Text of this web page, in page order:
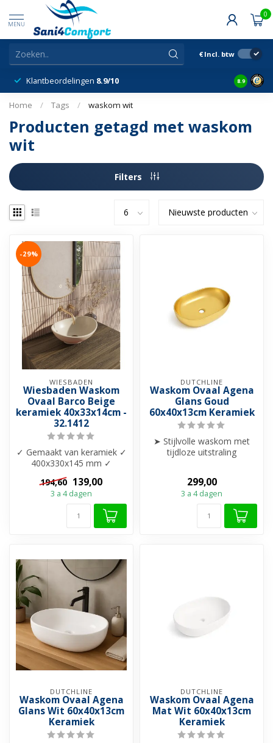
MENU
0
€ Incl. btw
Klantbeordelingen 8.9/10 8.9
Home / Tags / waskom wit
Producten getagd met waskom
wit
Filters
-29%
WIESBADEN
Wiesbaden Waskom
Ovaal Barco Beige
keramiek 40x33x14cm -
32.1412
✓ Gemaakt van keramiek ✓
400x330x145 mm ✓
Zonder overloop
194,60 139,00
3 a 4 dagen
DUTCHLINE
Waskom Ovaal Agena
Glans Goud
60x40x13cm Keramiek
➤ Stijlvolle waskom met
tijdloze uitstraling
299,00
3 a 4 dagen
DUTCHLINE
Waskom Ovaal Agena
Glans Wit 60x40x13cm
Keramiek
DUTCHLINE
Waskom Ovaal Agena
Mat Wit 60x40x13cm
Keramiek